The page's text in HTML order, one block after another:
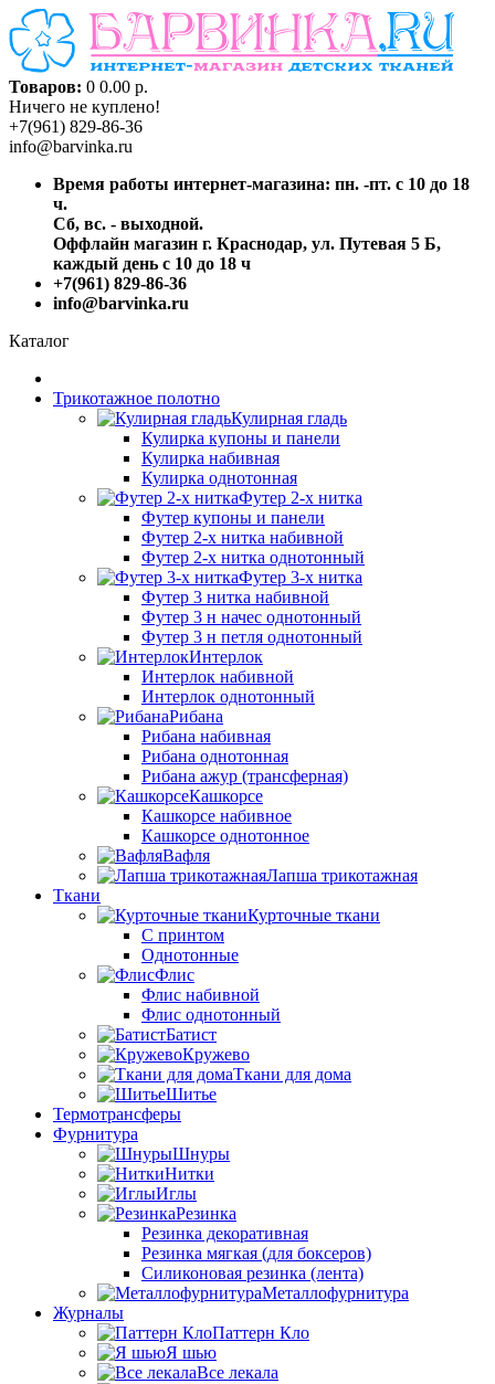
Товаров: 0 0.00 р.
Ничего не куплено!
+7(961) 829-86-36
info@barvinka.ru
Время работы интернет-магазина: пн. -пт. с 10 до 18
ч.
Сб, вс. - выходной.
Оффлайн магазин г. Краснодар, ул. Путевая 5 Б,
каждый день с 10 до 18 ч
+7(961) 829-86-36
info@barvinka.ru
Каталог
Трикотажное полотно
Кулирная гладь
Кулирка купоны и панели
Кулирка набивная
Кулирка однотонная
Футер 2-х нитка
Футер купоны и панели
Футер 2-х нитка набивной
Футер 2-х нитка однотонный
Футер 3-х нитка
Футер 3 нитка набивной
Футер 3 н начес однотонный
Футер 3 н петля однотонный
Интерлок
Интерлок набивной
Интерлок однотонный
Рибана
Рибана набивная
Рибана однотонная
Рибана ажур (трансферная)
Кашкорсе
Кашкорсе набивное
Кашкорсе однотонное
Вафля
Лапша трикотажная
Ткани
Курточные ткани
С принтом
Однотонные
Флис
Флис набивной
Флис однотонный
Батист
Кружево
Ткани для дома
Шитье
Термотрансферы
Фурнитура
Шнуры
Нитки
Иглы
Резинка
Резинка декоративная
Резинка мягкая (для боксеров)
Силиконовая резинка (лента)
Металлофурнитура
Журналы
Паттерн Кло
Я шью
Все лекала